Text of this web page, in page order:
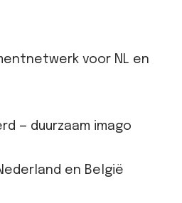
voor NL en
— duurzaam imago
en België